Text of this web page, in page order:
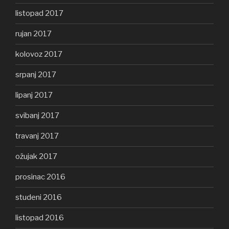
listopad 2017
rujan 2017
kolovoz 2017
srpanj 2017
lipanj 2017
svibanj 2017
travanj 2017
ožujak 2017
prosinac 2016
studeni 2016
listopad 2016